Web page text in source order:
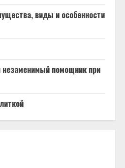
виды и особенности
помощник при